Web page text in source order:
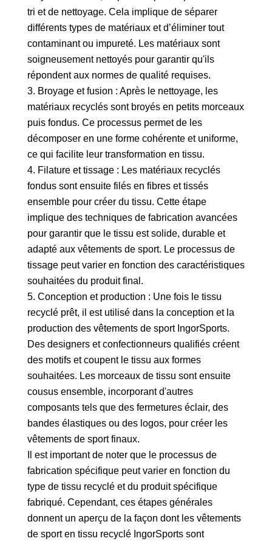
tri et de nettoyage. Cela implique de séparer
différents types de matériaux et d’éliminer tout
contaminant ou impureté. Les matériaux sont
soigneusement nettoyés pour garantir qu'ils
répondent aux normes de qualité requises.
3. Broyage et fusion : Après le nettoyage, les
matériaux recyclés sont broyés en petits morceaux
puis fondus. Ce processus permet de les
décomposer en une forme cohérente et uniforme,
ce qui facilite leur transformation en tissu.
4. Filature et tissage : Les matériaux recyclés
fondus sont ensuite filés en fibres et tissés
ensemble pour créer du tissu. Cette étape
implique des techniques de fabrication avancées
pour garantir que le tissu est solide, durable et
adapté aux vêtements de sport. Le processus de
tissage peut varier en fonction des caractéristiques
souhaitées du produit final.
5. Conception et production : Une fois le tissu
recyclé prêt, il est utilisé dans la conception et la
production des vêtements de sport IngorSports.
Des designers et confectionneurs qualifiés créent
des motifs et coupent le tissu aux formes
souhaitées. Les morceaux de tissu sont ensuite
cousus ensemble, incorporant d'autres
composants tels que des fermetures éclair, des
bandes élastiques ou des logos, pour créer les
vêtements de sport finaux.
Il est important de noter que le processus de
fabrication spécifique peut varier en fonction du
type de tissu recyclé et du produit spécifique
fabriqué. Cependant, ces étapes générales
donnent un aperçu de la façon dont les vêtements
de sport en tissu recyclé IngorSports sont